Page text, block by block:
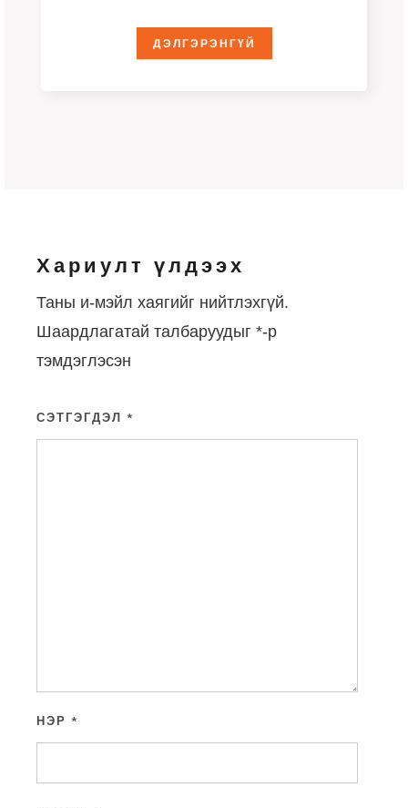
хөгжлийн
ДЭЛГЭРЭНГҮЙ
Хариулт үлдээх
Таны и-мэйл хаягийг нийтлэхгүй.
Шаардлагатай талбаруудыг *-р
тэмдэглэсэн
СЭТГЭГДЭЛ *
НЭР *